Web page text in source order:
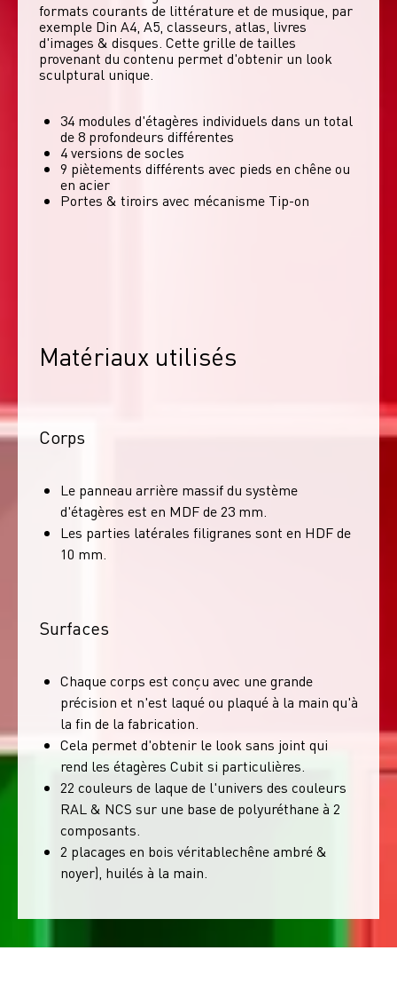
formats courants de littérature et de musique, par
exemple Din A4, A5, classeurs, atlas, livres
d'images & disques. Cette grille de tailles
provenant du contenu permet d'obtenir un look
sculptural unique.
34 modules d'étagères individuels dans un total
de 8 profondeurs différentes
4 versions de socles
9 piètements différents avec pieds en chêne ou
en acier
Portes & tiroirs avec mécanisme Tip-on
Matériaux utilisés
Corps
Le panneau arrière massif du système
d'étagères est en MDF de 23 mm.
Les parties latérales filigranes sont en HDF de
10 mm.
Surfaces
Chaque corps est conçu avec une grande
précision et n'est laqué ou plaqué à la main qu'à
la fin de la fabrication.
Cela permet d'obtenir le look sans joint qui
rend les étagères Cubit si particulières.
22 couleurs de laque de l'univers des couleurs
RAL & NCS sur une base de polyuréthane à 2
composants.
2 placages en bois véritablechêne ambré &
noyer), huilés à la main.